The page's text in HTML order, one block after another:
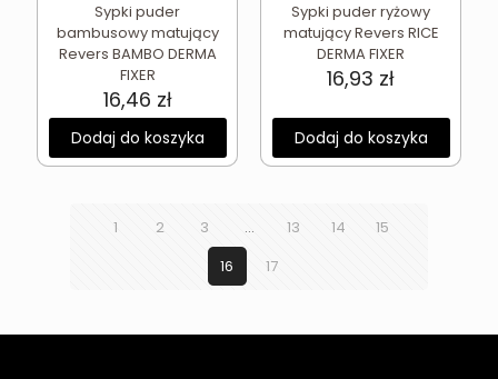
Sypki puder
bambusowy matujący
Revers BAMBO DERMA
FIXER
16,46 zł
Dodaj do koszyka
Sypki puder ryżowy
matujący Revers RICE
DERMA FIXER
16,93 zł
Dodaj do koszyka
1 2 3 … 13 14
15
16
17